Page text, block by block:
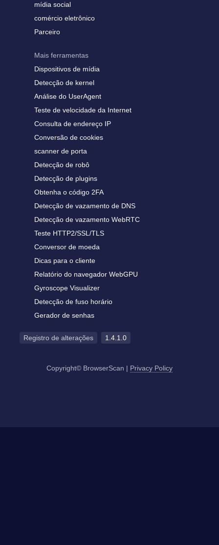
mídia social
comércio eletrônico
Parceiro
Mais ferramentas
Dispositivos de mídia
Detecção de kernel
Análise do UserAgent
Teste de velocidade da Internet
Consulta de endereço IP
Conversão de cookies
scanner de porta
Detecção de robô
Detecção de plugins
Obtenha o código 2FA
Detecção de vazamento de DNS
Detecção de vazamento WebRTC
Teste HTTP2/SSL/TLS
Conversor de moeda
Dicas para o cliente
Relatório do navegador WebGPU
Gyroscope Visualizer
Detecção de fuso horário
Gerador de senhas
Registro de alterações 1.4.1.0
Copyright© BrowserScan | Privacy Policy